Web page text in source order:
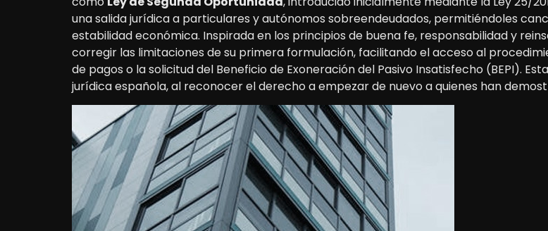
una salida jurídica a particulares y autónomos sobreendeudados, permitiéndoles
estabilidad económica. Inspirada en los principios de buena fe, responsabilidad y
corregir las limitaciones de su primera formulación, facilitando el acceso al
de pagos o la solicitud del Beneficio de Exoneración del Pasivo Insatisfecho (BEPI).
jurídica española, al reconocer el derecho a empezar de nuevo a quienes han